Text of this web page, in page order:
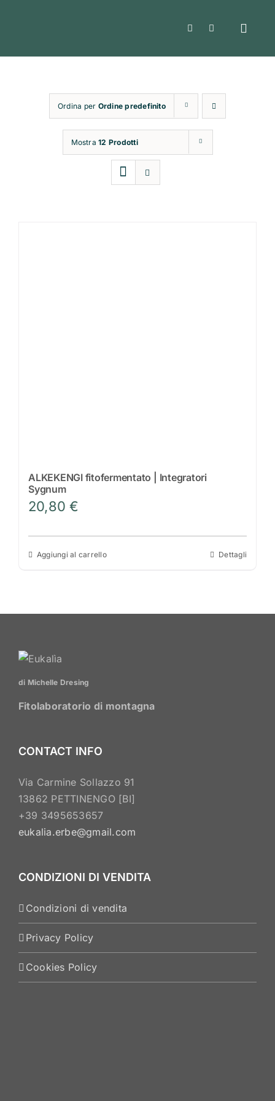
Toggle
Ordina per Ordine predefinito
Mostra12 Prodotti
ALKEKENGI fitofermentato | Integratori
Sygnum
20,80€
Aggiungi al carrello Dettagli
di Michelle Dresing
Fitolaboratorio di montagna
CONTACT INFO
Via Carmine Sollazzo 91
13862 PETTINENGO [BI]
+39 3495653657
eukalia.erbe@gmail.com
CONDIZIONI DI VENDITA
Condizioni di vendita
Privacy Policy
Cookies Policy